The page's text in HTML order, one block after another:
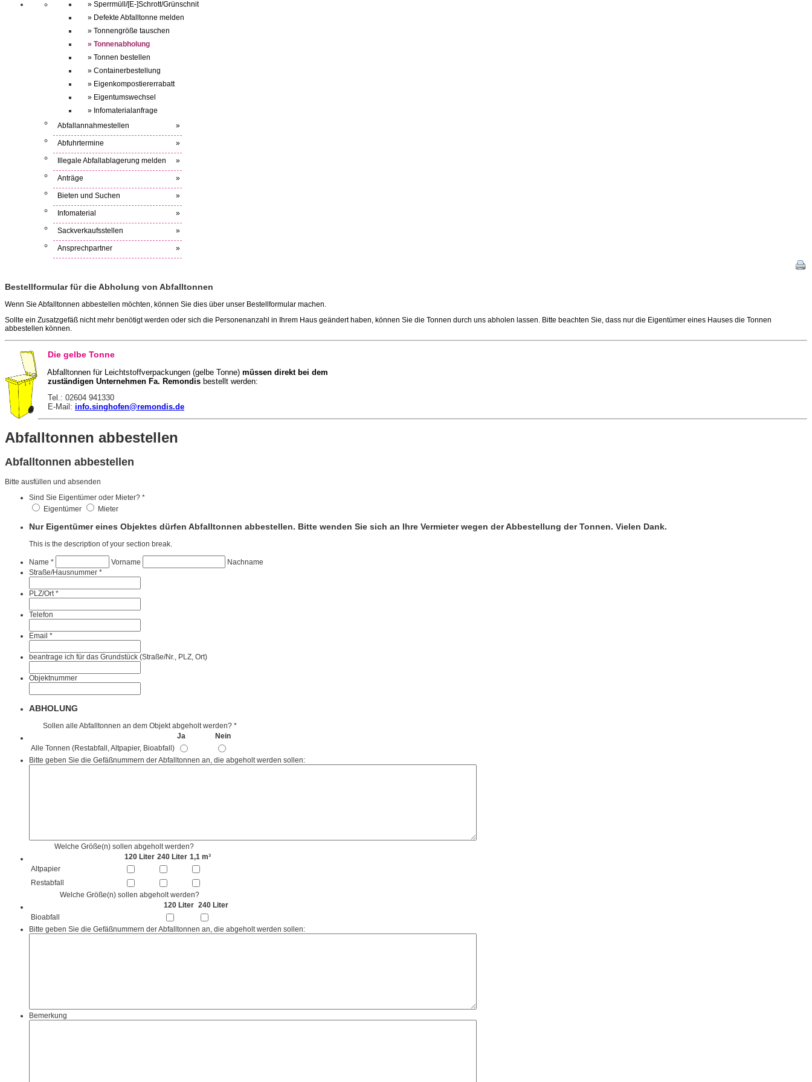
» Sperrmüll/[E-]Schrott/Grünschnit
» Defekte Abfalltonne melden
» Tonnengröße tauschen
» Tonnenabholung
» Tonnen bestellen
» Containerbestellung
» Eigenkompostiererrabatt
» Eigentumswechsel
» Infomaterialanfrage
Abfallannahmestellen
»
Abfuhrtermine »
Illegale Abfallablagerung melden »
Anträge »
Bieten und Suchen »
Infomaterial »
Sackverkaufsstellen »
Ansprechpartner »
Bestellformular für die Abholung von Abfalltonnen
Wenn Sie Abfalltonnen abbestellen möchten, können Sie dies über unser Bestellformular machen.
Sollte ein Zusatzgefäß nicht mehr benötigt werden oder sich die Personenanzahl in Ihrem Haus geändert haben, können Sie die Tonnen durch uns abholen lassen. Bitte beachten Sie, dass nur die Eigentümer eines Hauses die Tonnen
abbestellen können.
Die gelbe Tonne
Abfalltonnen für Leichtstoffverpackungen (gelbe Tonne) müssen direkt bei dem
zuständigen Unternehmen Fa. Remondis bestellt werden:
Tel.: 02604 941330
E-Mail: info.singhofen@remondis.de
Abfalltonnen abbestellen
Abfalltonnen abbestellen
Bitte ausfüllen und absenden
Sind Sie Eigentümer oder Mieter? *
Eigentümer
Mieter
Nur Eigentümer eines Objektes dürfen Abfalltonnen abbestellen. Bitte wenden Sie sich an Ihre Vermieter wegen der Abbestellung der Tonnen. Vielen Dank.
This is the description of your section break.
Name * Vorname
Nachname
Straße/Hausnummer *
PLZ/Ort*
Telefon
Email *
beantrage ich für das Grundstück (Straße/Nr., PLZ, Ort)
Objektnummer
ABHOLUNG
Sollen alle Abfalltonnen an dem Objekt abgeholt werden? *
Ja
Nein
Alle Tonnen (Restabfall, Altpapier, Bioabfall)
Bitte geben Sie die Gefäßnummern der Abfalltonnen an, die abgeholt werden sollen:
Welche Größe(n) sollen abgeholt werden?
120 Liter 240 Liter 1,1 m³
Altpapier
Restabfall
Welche Größe(n) sollen abgeholt werden?
120 Liter 240 Liter
Bioabfall
Bitte geben Sie die Gefäßnummern der Abfalltonnen an, die abgeholt werden sollen:
Bemerkung